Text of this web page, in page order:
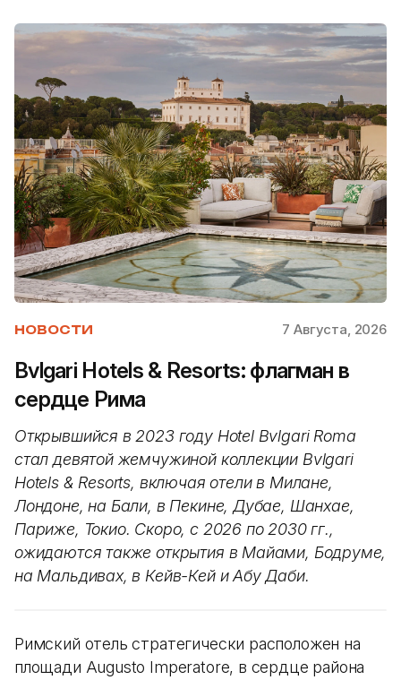
НОВОСТИ 7 Августа, 2026
Bvlgari Hotels & Resorts: флагман в
сердце Рима
Открывшийся в 2023 году Hotel Bvlgari Roma
стал девятой жемчужиной коллекции Bvlgari
Hotels & Resorts, включая отели в Милане,
Лондоне, на Бали, в Пекине, Дубае, Шанхае,
Париже, Токио. Скоро, с 2026 по 2030 гг.,
ожидаются также открытия в Майами, Бодруме,
на Мальдивах, в Кейв-Кей и Абу Даби.
Римский отель стратегически расположен на
площади Augusto Imperatore, в сердце района